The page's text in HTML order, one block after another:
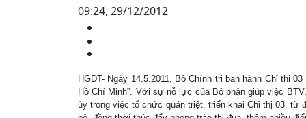
09:24, 29/12/2012
HGĐT- Ngày 14.5.2011, Bộ Chính trị ban hành Chỉ thị
Hồ Chí Minh”. Với sự nỗ lực của Bộ phận giúp việc
ủy trong việc tổ chức quán triệt, triển khai Chỉ thị 03, từ